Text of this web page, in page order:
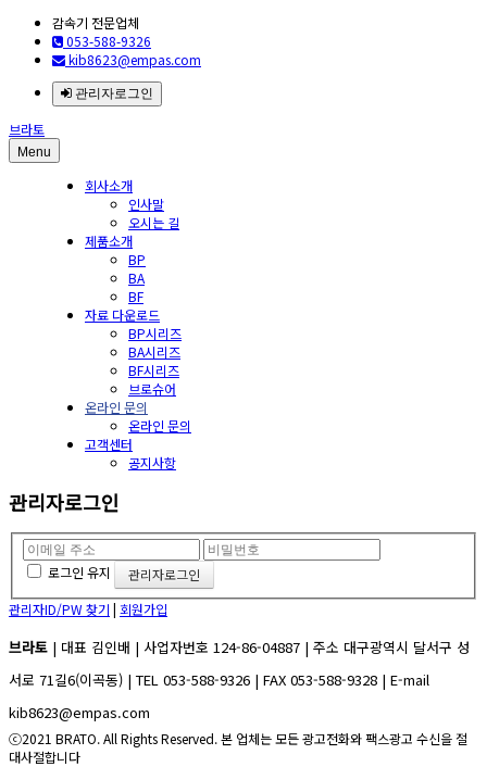
감속기 전문업체
053-588-9326
kib8623@empas.com
관리자로그인
브라토
Menu
회사소개
인사말
오시는 길
제품소개
BP
BA
BF
자료 다운로드
BP시리즈
BA시리즈
BF시리즈
브로슈어
온라인 문의
온라인 문의
고객센터
공지사항
관리자로그인
로그인 유지
관리자ID/PW 찾기 | 회원가입
브라토 | 대표 김인배 | 사업자번호 124-86-04887 | 주소 대구광역시 달서구 성
서로 71길6(이곡동) | TEL 053-588-9326 | FAX 053-588-9328 | E-mail
kib8623@empas.com
ⓒ2021 BRATO. All Rights Reserved. 본 업체는 모든 광고전화와 팩스광고 수신을 절
대사절합니다